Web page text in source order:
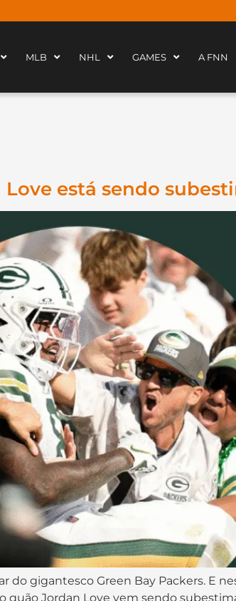
MLB NHL GAMES A FNN
está sendo
do gigantesco Green Bay Packers. E
quão Jordan Love vem sendo